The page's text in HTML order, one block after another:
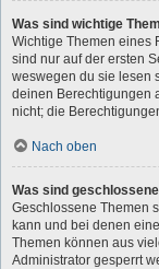
Was sind wichtige
Wichtige Themen eines
sind nur auf der ersten
weswegen du sie lesen
deinen Berechtigungen
nicht; die
Nach oben
Was sind
Geschlossene Themen
kann und bei denen
Themen können aus
Administrator gesperrt